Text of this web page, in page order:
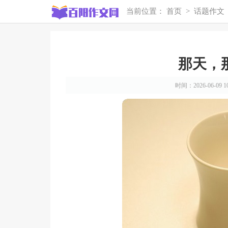
当前位置： 首页 > 话题作文
那天，
时间：2026-06-09